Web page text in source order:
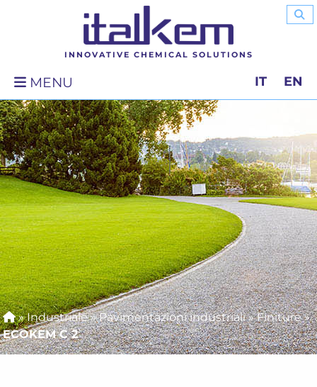
INNOVATIVE CHEMICAL SOLUTIONS
MENU IT EN
»Industriale»Pavimentazioni industriali»Finiture»
ECOKEM C 2